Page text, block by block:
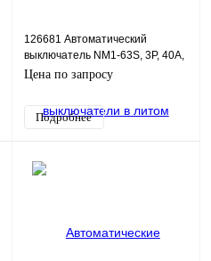
126681 Автоматический
выключатель NM1-63S, 3P, 40А,
15кА
Цена по запросу
Подробнее